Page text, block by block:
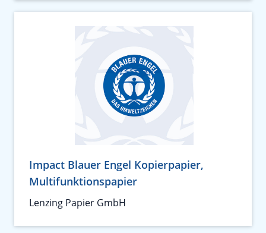
Impact Blauer Engel Kopierpapier,
Multifunktionspapier
Lenzing Papier GmbH